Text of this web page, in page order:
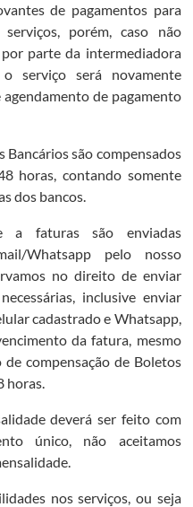
de pagamentos para
porém, caso não
parte da intermediadora
serviço será novamente
de pagamento
Bancários são compensados
horas, contando somente
dos bancos.
a faturas são enviadas
Whatsapp pelo nosso
no direito de enviar
inclusive enviar
cadastrado e Whatsapp,
da fatura, mesmo
compensação de Boletos
horas.
deverá ser feito com
único, não aceitamos
nos serviços, ou seja